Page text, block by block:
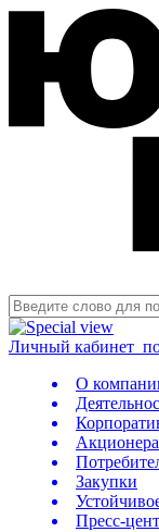
Личный кабинет
О
Закупки
Пресс-